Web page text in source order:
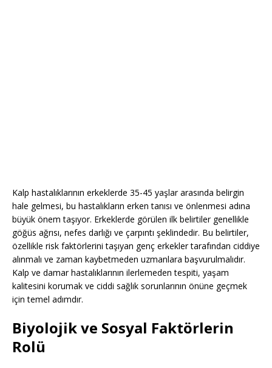
Kalp hastalıklarının erkeklerde 35-45 yaşlar arasında belirgin
hale gelmesi, bu hastalıkların erken tanısı ve önlenmesi adına
büyük önem taşıyor. Erkeklerde görülen ilk belirtiler genellikle
göğüs ağrısı, nefes darlığı ve çarpıntı şeklindedir. Bu belirtiler,
özellikle risk faktörlerini taşıyan genç erkekler tarafından ciddiye
alınmalı ve zaman kaybetmeden uzmanlara başvurulmalıdır.
Kalp ve damar hastalıklarının ilerlemeden tespiti, yaşam
kalitesini korumak ve ciddi sağlık sorunlarının önüne geçmek
için temel adımdır.
Biyolojik ve Sosyal Faktörlerin
Rolü